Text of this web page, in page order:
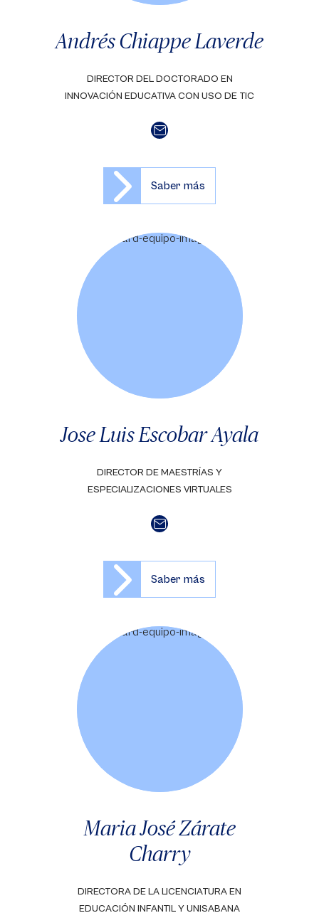
Andrés Chiappe Laverde
DIRECTOR DEL DOCTORADO EN
INNOVACIÓN EDUCATIVA CON USO DE TIC
Saber más
Jose Luis Escobar Ayala
DIRECTOR DE MAESTRÍAS Y
ESPECIALIZACIONES VIRTUALES
Saber más
Maria José Zárate
Charry
DIRECTORA DE LA LICENCIATURA EN
EDUCACIÓN INFANTIL Y UNISABANA